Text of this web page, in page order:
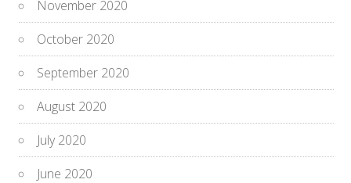
November 2020
October 2020
September 2020
August 2020
July 2020
June 2020